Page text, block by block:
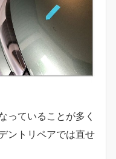
っていることが多く
ントリペアでは直せ